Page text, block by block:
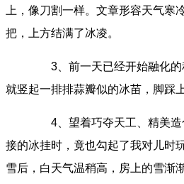
上，像刀割一样。文章形容天气
把，上方结满了冰凌。
3、前一天已经开始融化的
就竖起一排排蒜瓣似的冰苗，脚踩
4、望着巧夺天工、精美造
接的冰挂时，竟也勾起了我对儿时
雪后，白天气温稍高，房上的雪渐